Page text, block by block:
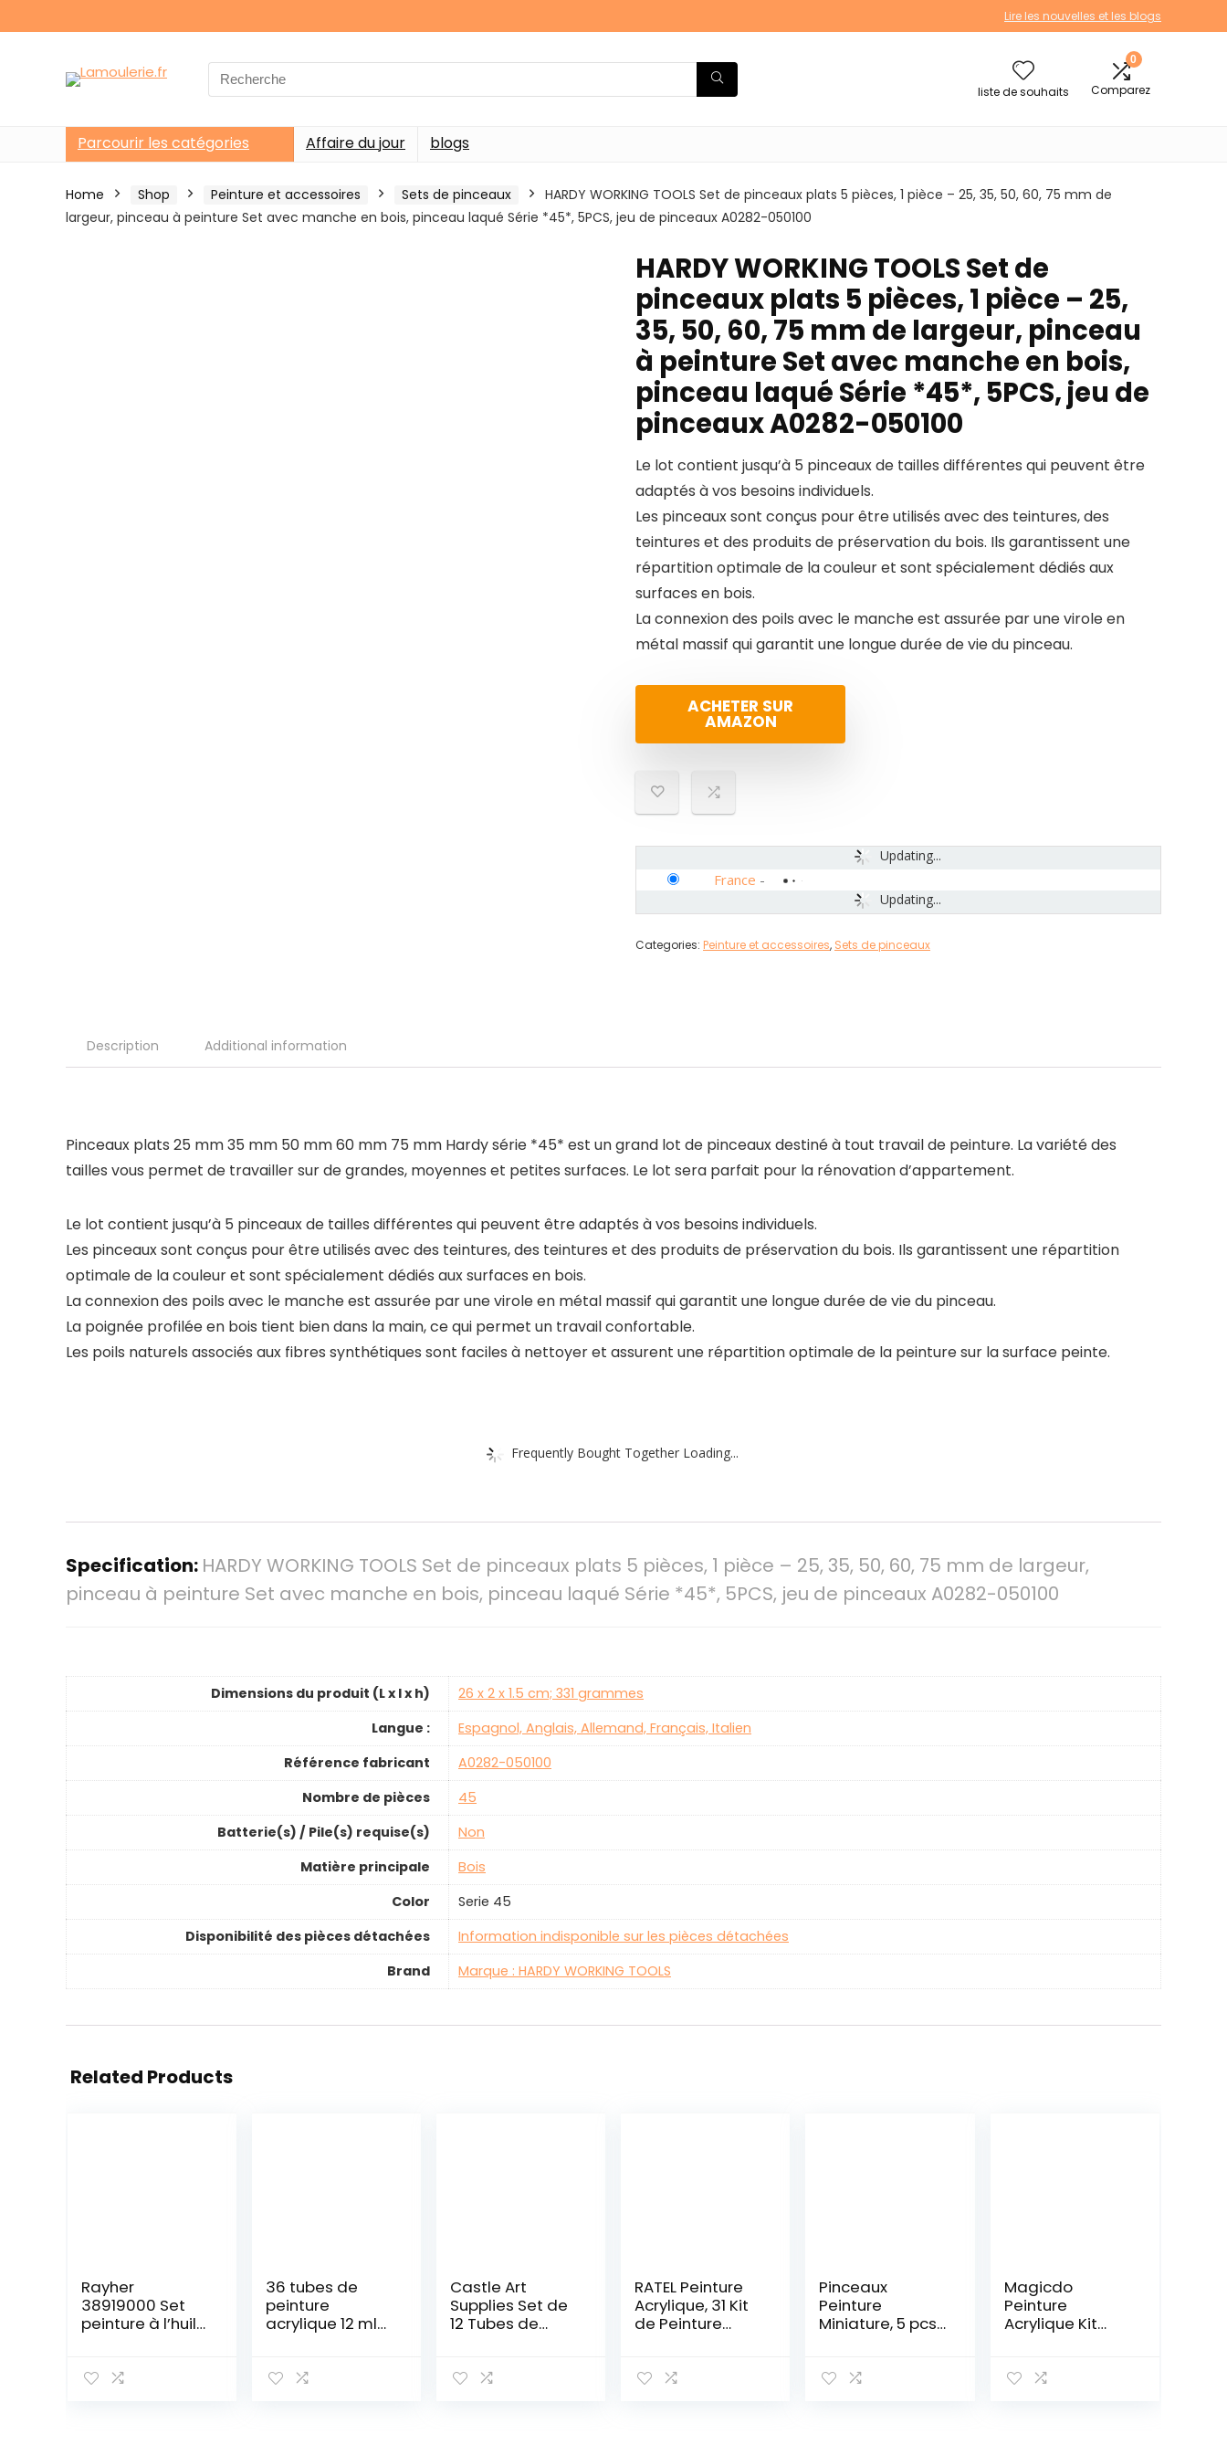
Lire les nouvelles et les blogs
Search
for:
liste de souhaits
0
Comparez
Parcourir les catégories Affaire du jour blogs
Home Shop Peinture et accessoires Sets de pinceaux
HARDY WORKING TOOLS Set de pinceaux plats 5 pièces, 1 pièce – 25, 35, 50, 60, 75 mm de
largeur, pinceau à peinture Set avec manche en bois, pinceau laqué Série *45*, 5PCS, jeu de pinceaux A0282-050100
HARDY WORKING TOOLS Set de
pinceaux plats 5 pièces, 1 pièce – 25,
35, 50, 60, 75 mm de largeur, pinceau
à peinture Set avec manche en bois,
pinceau laqué Série *45*, 5PCS, jeu de
pinceaux A0282-050100
Le lot contient jusqu’à 5 pinceaux de tailles différentes qui peuvent être
adaptés à vos besoins individuels.
Les pinceaux sont conçus pour être utilisés avec des teintures, des
teintures et des produits de préservation du bois. Ils garantissent une
répartition optimale de la couleur et sont spécialement dédiés aux
surfaces en bois.
La connexion des poils avec le manche est assurée par une virole en
métal massif qui garantit une longue durée de vie du pinceau.
ACHETER SUR
AMAZON
Updating...
Updating...
France -
Categories: Peinture et accessoires, Sets de pinceaux
Description Additional information
Pinceaux plats 25 mm 35 mm 50 mm 60 mm 75 mm Hardy série *45* est un grand lot de pinceaux destiné à tout travail de peinture. La variété des
tailles vous permet de travailler sur de grandes, moyennes et petites surfaces. Le lot sera parfait pour la rénovation d’appartement.
Le lot contient jusqu’à 5 pinceaux de tailles différentes qui peuvent être adaptés à vos besoins individuels.
Les pinceaux sont conçus pour être utilisés avec des teintures, des teintures et des produits de préservation du bois. Ils garantissent une répartition
optimale de la couleur et sont spécialement dédiés aux surfaces en bois.
La connexion des poils avec le manche est assurée par une virole en métal massif qui garantit une longue durée de vie du pinceau.
La poignée profilée en bois tient bien dans la main, ce qui permet un travail confortable.
Les poils naturels associés aux fibres synthétiques sont faciles à nettoyer et assurent une répartition optimale de la peinture sur la surface peinte.
Frequently Bought Together Loading...
Specification: HARDY WORKING TOOLS Set de pinceaux plats 5 pièces, 1 pièce – 25, 35, 50, 60, 75 mm de largeur,
pinceau à peinture Set avec manche en bois, pinceau laqué Série *45*, 5PCS, jeu de pinceaux A0282-050100
Dimensions du produit (L x l x h)
‎26 x 2 x 1.5 cm; 331 grammes
Langue :
‎Espagnol, Anglais, Allemand, Français, Italien
Référence fabricant
‎A0282-050100
Nombre de pièces
‎45
Batterie(s) / Pile(s) requise(s)
‎Non
Matière principale
‎Bois
Color
‎Serie 45
Disponibilité des pièces détachées
‎Information indisponible sur les pièces détachées
Brand
Marque : HARDY WORKING TOOLS
Related Products
Rayher
38919000 Set
peinture à l’huile,
pour artistes
36 tubes de
peinture
acrylique 12 ml
couteaux, toile,
Castle Art
Supplies Set de
12 Tubes de
75 ml |
RATEL Peinture
Acrylique, 31 Kit
de Peinture
Comprenant 21 x
Pinceaux
Peinture
Miniature, 5 pcs
Acrylique pour la
Magicdo
Peinture
Acrylique Kit
12 ml, Avec